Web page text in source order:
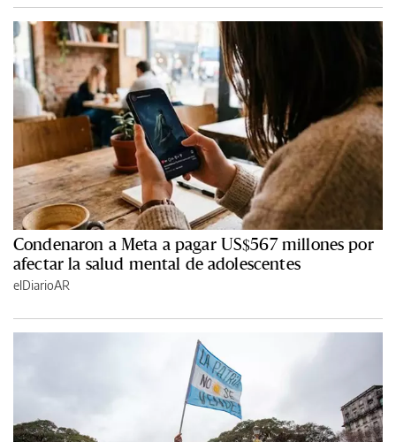
Condenaron a Meta a pagar US$567 millones por
afectar la salud mental de adolescentes
elDiarioAR